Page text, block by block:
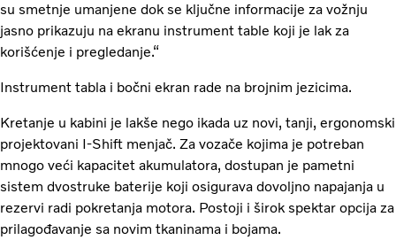
su smetnje umanjene dok se ključne informacije za vožnju
jasno prikazuju na ekranu instrument table koji je lak za
korišćenje i pregledanje.“
Instrument tabla i bočni ekran rade na brojnim jezicima.
Kretanje u kabini je lakše nego ikada uz novi, tanji, ergonomski
projektovani I-Shift menjač. Za vozače kojima je potreban
mnogo veći kapacitet akumulatora, dostupan je pametni
sistem dvostruke baterije koji osigurava dovoljno napajanja u
rezervi radi pokretanja motora. Postoji i širok spektar opcija za
prilagođavanje sa novim tkaninama i bojama.